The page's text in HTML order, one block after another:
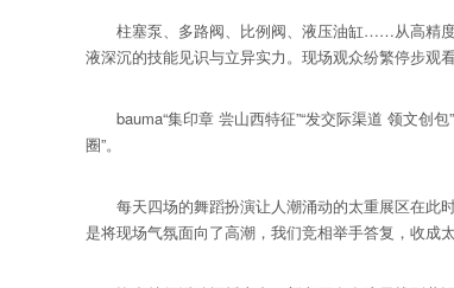
柱塞泵、多路阀、比例阀、液压油缸……从高精度
液深沉的技能见识与立异实力。现场观众纷繁停步观
bauma“集印章 尝山西特征”“发交际渠道 领文创
圈”。
每天四场的舞蹈扮演让人潮涌动的太重展区在此时
是将现场气氛面向了高潮，我们竞相举手答复，收成